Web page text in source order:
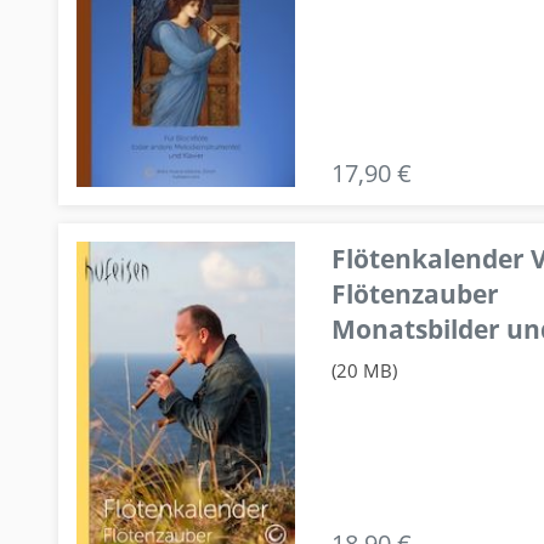
17,90 €
Flötenkalender
Flötenzauber
Monatsbilder
(20 MB)